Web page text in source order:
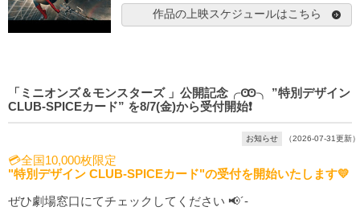
作品の上映スケジュールはこちら
「ミニオンズ＆モンスターズ 」公開記念╭Ꙭ╮ ”特別デザイン
CLUB-SPICEカード” を8/7(金)から受付開始❗️
お知らせ （2026-07-31更新）
💳全国10,000枚限定
"特別デザイン CLUB-SPICEカード"の受付を開始いたします💛
ぜひ劇場窓口にてチェックしてください 📢´-